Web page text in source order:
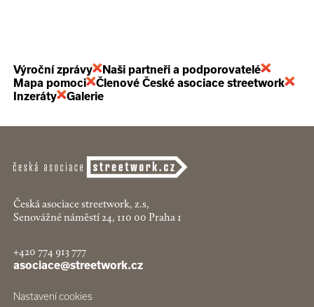
Výroční zprávy
Naši partneři a podporovatelé
Mapa pomoci
Členové České asociace streetwork
Inzeráty
Galerie
Česká asociace streetwork, z.s,
Senovážné náměstí 24, 110 00 Praha 1
+420 774 913 777
asociace@streetwork.cz
Nastavení cookies